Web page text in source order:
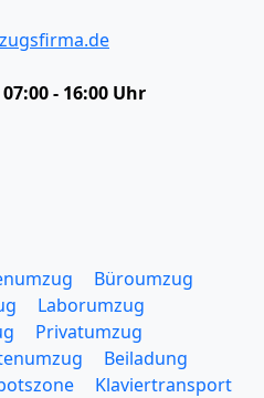
- 16:00 Uhr
Büroumzug
Laborumzug
Privatumzug
Beiladung
Klaviertransport